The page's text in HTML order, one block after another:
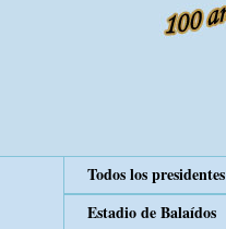
Todos los presidentes
Estadio de Balaídos